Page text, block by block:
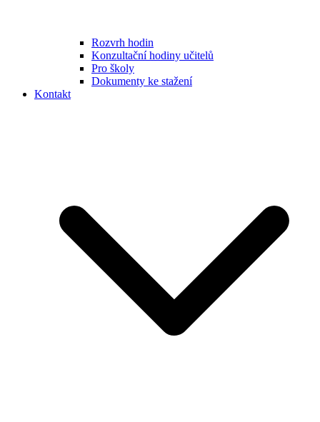
Rozvrh hodin
Konzultační hodiny učitelů
Pro školy
Dokumenty ke stažení
Kontakt